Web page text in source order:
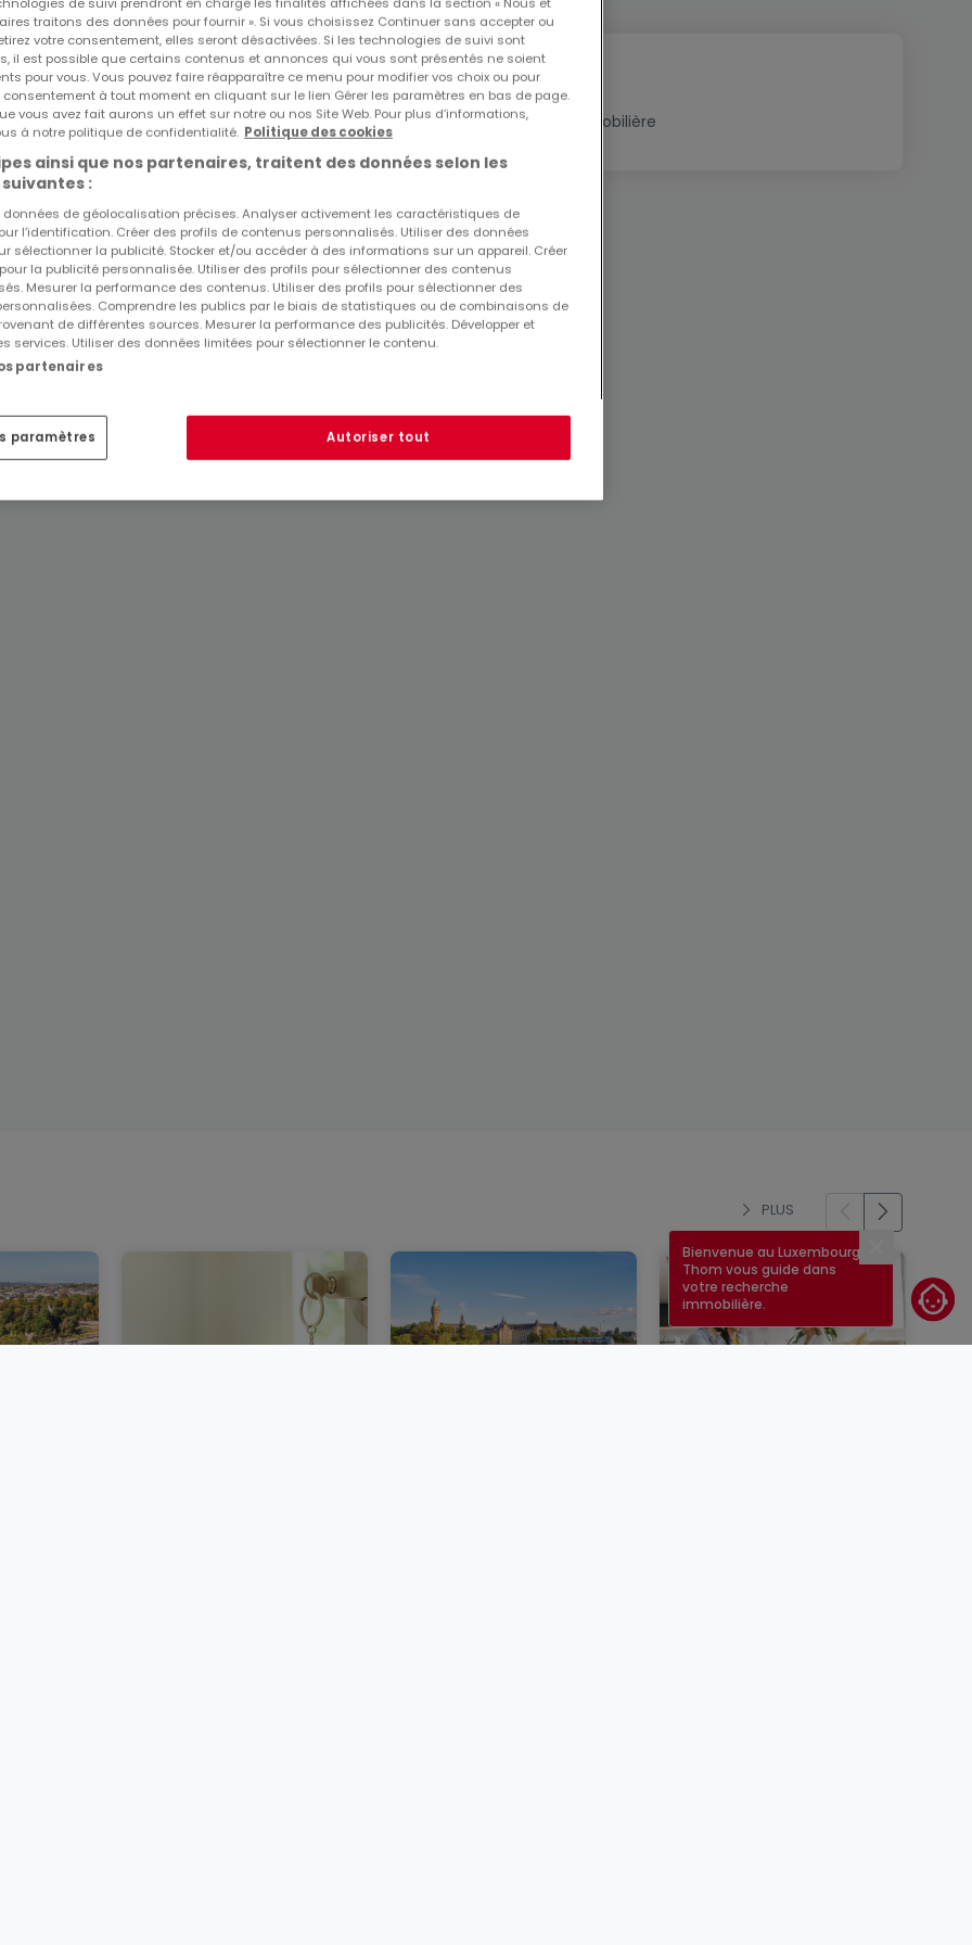
Autres recherches suggérées
Agences immobilières à Kaiserslautern (DE) Estimation immobilière
PLUS
Fermer
Bienvenue au Luxembourg !
Thom vous guide dans
votre recherche
immobilière.
traitons des données pour fournir ». Si vous choisissez Continuer sans accepter ou
votre consentement, elles seront désactivées. Si les technologies de suivi sont
il est possible que certains contenus et annonces qui vous sont présentés ne soient
pour vous. Vous pouvez faire réapparaître ce menu pour modifier vos choix ou pour
consentement à tout moment en cliquant sur le lien Gérer les paramètres en bas de page.
vous avez fait aurons un effet sur notre ou nos Site Web. Pour plus d’informations,
à notre politique de confidentialité. Politique des cookies
ainsi que nos partenaires, traitent des données selon les
:
données de géolocalisation précises. Analyser activement les caractéristiques de
l’identification. Créer des profils de contenus personnalisés. Utiliser des données
sélectionner la publicité. Stocker et/ou accéder à des informations sur un appareil. Créer
la publicité personnalisée. Utiliser des profils pour sélectionner des contenus
Mesurer la performance des contenus. Utiliser des profils pour sélectionner des
Comprendre les publics par le biais de statistiques ou de combinaisons de
de différentes sources. Mesurer la performance des publicités. Développer et
services. Utiliser des données limitées pour sélectionner le contenu.
partenaires
paramètres Autoriser tout